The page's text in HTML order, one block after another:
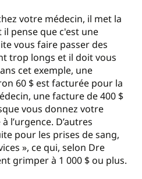
votre médecin, il met la
pense que c'est une
vous faire passer des
trop longs et il doit vous
cet exemple, une
60 $ est facturée pour la
une facture de 400 $
vous donnez votre
l’urgence. D’autres
pour les prises de sang,
», ce qui, selon Dre
grimper à 1 000 $ ou plus.